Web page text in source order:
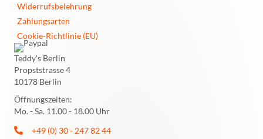
Widerrufsbelehrung
Zahlungsarten
Cookie-Richtlinie (EU)
Teddy's Berlin
Propststrasse 4
10178 Berlin
Öffnungszeiten:
Mo. - Sa. 11.00 - 18.00 Uhr
+49 (0) 30 - 247 82 44